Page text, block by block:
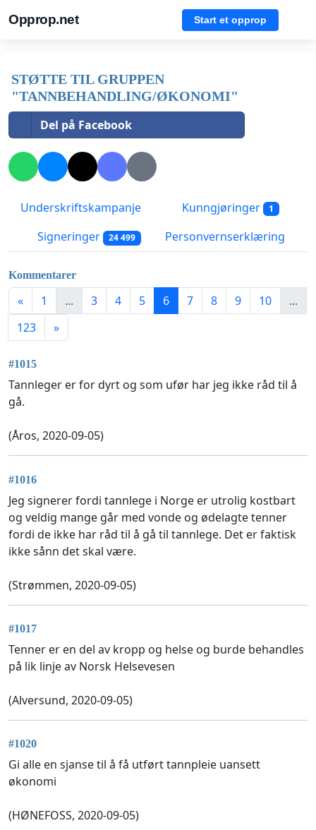
Opprop.net Start et opprop
STØTTE TIL GRUPPEN
"TANNBEHANDLING/ØKONOMI"
Del på Facebook
Underskriftskampanje Kunngjøringer 1
Signeringer 24 499 Personvernserklæring
Kommentarer
« 1 ... 3 4 5 6 7 8 9 10
...
123
»
#1015
Tannleger er for dyrt og som ufør har jeg ikke råd til å
gå.
(Åros, 2020-09-05)
#1016
Jeg signerer fordi tannlege i Norge er utrolig kostbart
og veldig mange går med vonde og ødelagte tenner
fordi de ikke har råd til å gå til tannlege. Det er faktisk
ikke sånn det skal være.
(Strømmen, 2020-09-05)
#1017
Tenner er en del av kropp og helse og burde behandles
på lik linje av Norsk Helsevesen
(Alversund, 2020-09-05)
#1020
Gi alle en sjanse til å få utført tannpleie uansett
økonomi
(HØNEFOSS, 2020-09-05)